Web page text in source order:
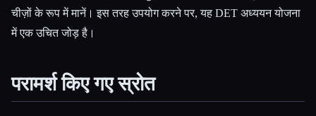
चीज़ों के रूप में मानें। इस तरह उपयोग करने पर, यह DET अध्ययन योजना
में एक उचित जोड़ है।
परामर्श किए गए स्रोत